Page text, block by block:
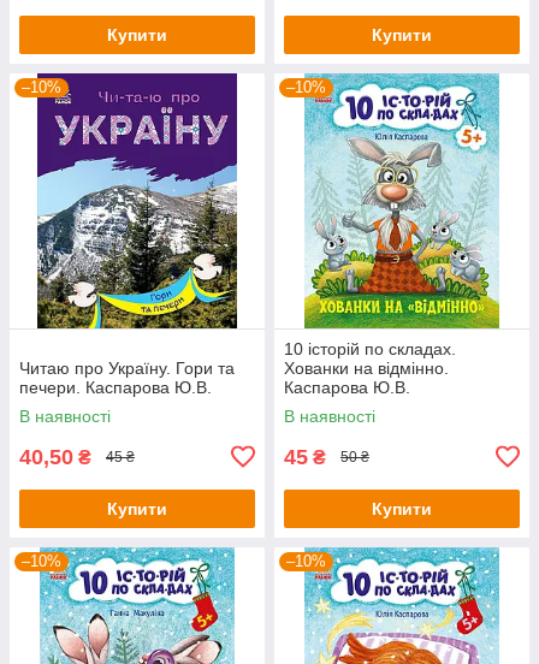
Купити Купити
–10%
Читаю про Україну. Гори та
печери. Каспарова Ю.В.
В наявності
40,50 ₴ 45 ₴
Купити
–10%
10 історій по складах.
Хованки на відмінно.
Каспарова Ю.В.
В наявності
45 ₴ 50 ₴
Купити
–10% –10%